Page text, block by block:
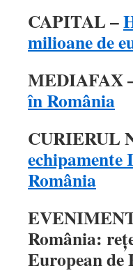
CAPITAL –
milioane de
MEDIAFAX
în România
CURIERUL
echipamente
România
România:
European de